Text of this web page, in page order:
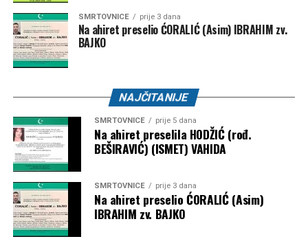
SMRTOVNICE prije 3 dana
Na ahiret preselio ĆORALIĆ (Asim) IBRAHIM zv.
BAJKO
NAJČITANIJE
SMRTOVNICE prije 5 dana
Na ahiret preselila HODŽIĆ (rođ.
BEŠIRAVIĆ) (ISMET) VAHIDA
SMRTOVNICE prije 3 dana
Na ahiret preselio ĆORALIĆ (Asim)
IBRAHIM zv. BAJKO